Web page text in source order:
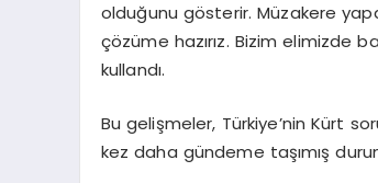
olduğunu gösterir. Müzakere
çözüme hazırız. Bizim elimizde
kullandı.
Bu gelişmeler, Türkiye’nin Kürt
kez daha gündeme taşımış